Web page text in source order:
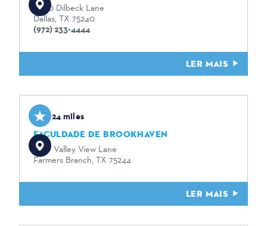
6060 Dilbeck Lane
Dallas, TX 75240
(972) 233-4444
LER MAIS
2.24 miles
FACULDADE DE BROOKHAVEN
3939 Valley View Lane
Farmers Branch, TX 75244
LER MAIS